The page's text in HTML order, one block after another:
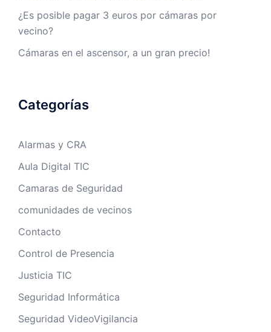
¿Es posible pagar 3 euros por cámaras por
vecino?
Cámaras en el ascensor, a un gran precio!
Categorías
Alarmas y CRA
Aula Digital TIC
Camaras de Seguridad
comunidades de vecinos
Contacto
Control de Presencia
Justicia TIC
Seguridad Informática
Seguridad VideoVigilancia